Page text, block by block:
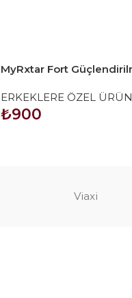
MyRxtar Fort
ERKEKLERE ÖZEL
₺900
Viaxi